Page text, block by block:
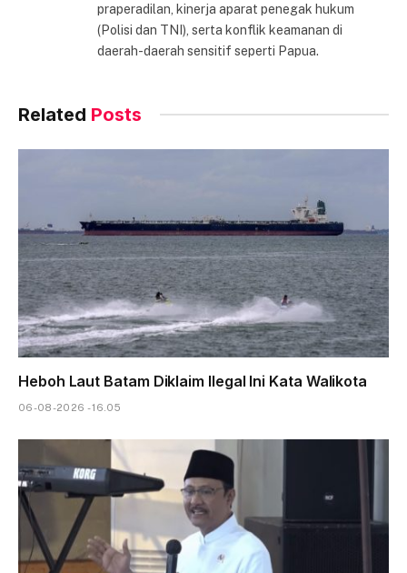
praperadilan, kinerja aparat penegak hukum
(Polisi dan TNI), serta konflik keamanan di
daerah-daerah sensitif seperti Papua.
Related Posts
Heboh Laut Batam Diklaim Ilegal Ini Kata Walikota
06-08-2026 - 16.05